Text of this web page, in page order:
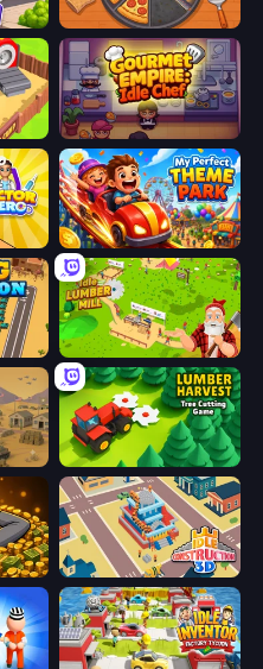
Ring Restaurant
Lumberjack 3D Simulator Gourmet Empire: Idle Chef
My Perfect Theme Park
Idle Lumber Mill
Lumber Harvest: Tree Cutting Game
Idle Construction 3D